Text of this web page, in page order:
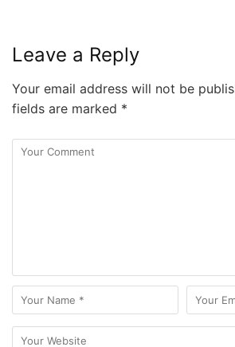
Leave a Reply
Your email address will not be
fields are marked *